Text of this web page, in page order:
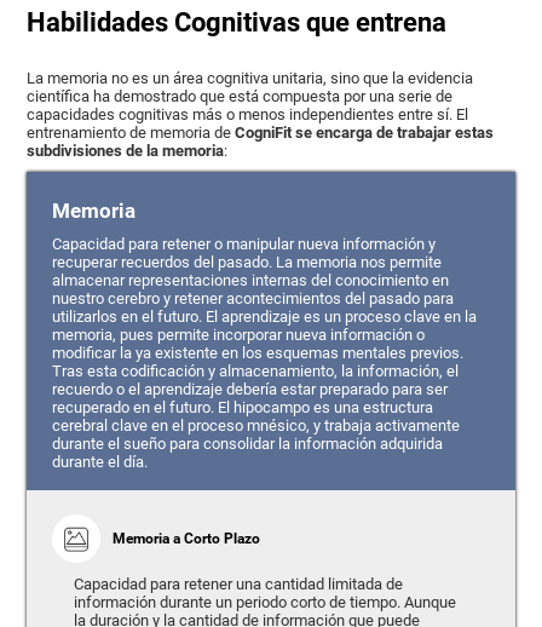
Habilidades Cognitivas que entrena
La memoria no es un área cognitiva unitaria, sino que la evidencia
científica ha demostrado que está compuesta por una serie de
capacidades cognitivas más o menos independientes entre sí. El
entrenamiento de memoria deCogniFit se encarga de trabajar estas
subdivisiones de la memoria:
Memoria
Capacidad para retener o manipular nueva información y
recuperar recuerdos del pasado. La memoria nos permite
almacenar representaciones internas del conocimiento en
nuestro cerebro y retener acontecimientos del pasado para
utilizarlos en el futuro. El aprendizaje es un proceso clave en la
memoria, pues permite incorporar nueva información o
modificar la ya existente en los esquemas mentales previos.
Tras esta codificación y almacenamiento, la información, el
recuerdo o el aprendizaje debería estar preparado para ser
recuperado en el futuro. El hipocampo es una estructura
cerebral clave en el proceso mnésico, y trabaja activamente
durante el sueño para consolidar la información adquirida
durante el día.
Memoria a Corto Plazo
Capacidad para retener una cantidad limitada de
información durante un periodo corto de tiempo. Aunque
la duración y la cantidad de información que puede